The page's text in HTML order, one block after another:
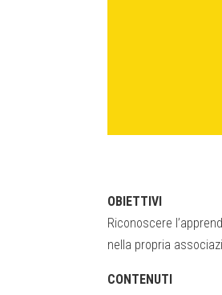
OBIETTIVI
Riconoscere
nella propria
CONTENUTI